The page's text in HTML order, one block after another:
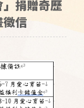
」捐贈奇歷
徵信